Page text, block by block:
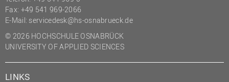
Fax: +49 541 969-2066
E-Mail: servicedesk@hs-osnabrueck.de
© 2026 HOCHSCHULE OSNABRÜCK
UNIVERSITY OF APPLIED SCIENCES
LINKS